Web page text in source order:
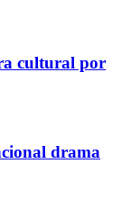
cultural por
drama